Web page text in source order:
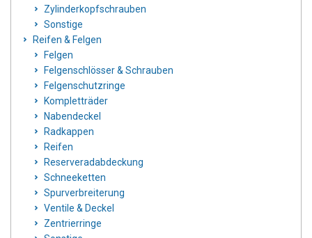
Zylinderkopfschrauben
Sonstige
Reifen & Felgen
Felgen
Felgenschlösser & Schrauben
Felgenschutzringe
Kompletträder
Nabendeckel
Radkappen
Reifen
Reserveradabdeckung
Schneeketten
Spurverbreiterung
Ventile & Deckel
Zentrierringe